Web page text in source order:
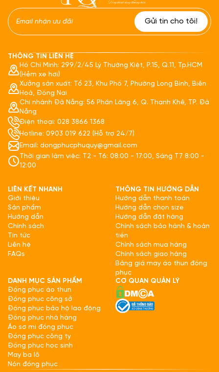
THÔNG TIN LIÊN HỆ
Hồ Chí Minh: 299/2/45 Lý Thường Kiệt, P.15, Q.11, Tp.HCM
(Hẻm xe hơi)
Xưởng sản xuất: Tổ 23, Khu Phố 7, Phường Long Bình, Biên
Hoà, Đồng Nai
Chi nhánh Đà Nẵng: 56 Phần Lăng 6, Q. Thanh Khê, TP. Đà
Nẵng
Điện thoại: 028 3866 1368
Hotline: 0903 019 622 (Hỗ trợ 24/7)
Email: dongphucphuquy@gmail.com
Thời gian làm việc: T2 - T6: 08:00 - 17:00, Sáng T7 8:00 -
12:00
LIÊN KẾT NHANH
Giới thiệu
Sản phẩm
Hướng dẫn
Chính sách
Tin tức
Liên hệ
FAQs
THÔNG TIN HƯỚNG DẪN
Hướng dẫn thanh toán
Hướng dẫn chọn size
Hướng dẫn đặt hàng
Chính sách bảo hành & hoàn
tiền
Chính sách mua hàng
Chính sách giao hàng
Bảng giá may áo thun đồng
phục
DANH MỤC SẢN PHẨM
Đồng phục áo thun
Đồng phục công sở
Đồng phục bảo hộ lao động
Đồng phục nhà hàng
Áo sơ mi đồng phục
Đồng phục công ty
Đồng phục học sinh
May ba lô
Nón đồng phục
CƠ QUAN QUẢN LÝ